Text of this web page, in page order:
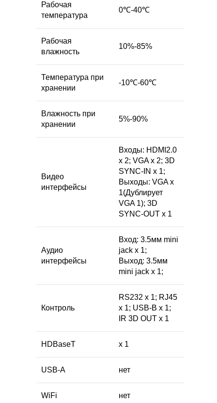
Рабочая
температура
0℃-40℃
Рабочая
влажность
10%-85%
Температура при
хранении
-10℃-60℃
Влажность при
хранении
5%-90%
Видео
интерфейсы
Входы: HDMI2.0
x 2; VGA x 2; 3D
SYNC-IN x 1;
Выходы: VGA x
1(Дублирует
VGA 1); 3D
SYNC-OUT х 1
Аудио
интерфейсы
Вход: 3.5мм mini
jack x 1;
Выход: 3.5мм
mini jack x 1;
Контроль
RS232 x 1; RJ45
x 1; USB-B x 1;
IR 3D OUT x 1
HDBaseT x 1
USB-A нет
WiFi нет